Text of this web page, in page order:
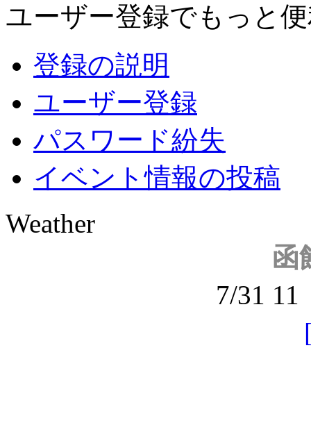
ユーザー登録でもっと
登録の説明
ユーザー登録
パスワード紛失
イベント情報の投稿
Weather
函
7/31